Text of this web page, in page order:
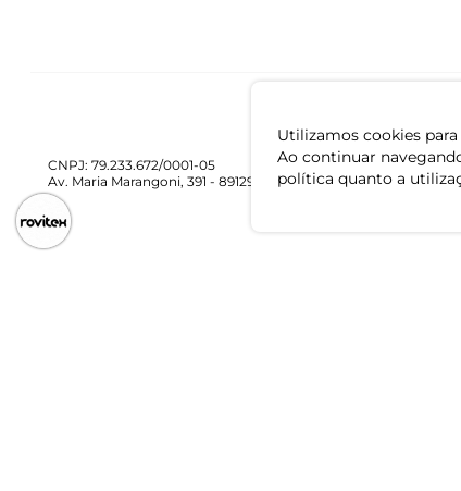
Utilizamos cookies
Ao continuar
política quanto a
CNPJ: 79.233.672/0001-05
Av. Maria Marangoni, 391 - 89129-080 - Luiz Alves - SC